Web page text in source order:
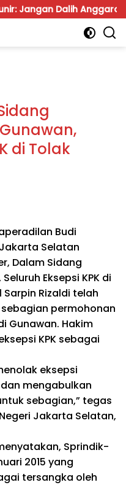
Dalih Anggaran, Water
di Tolak
Budi
Selatan
Dalam Sidang
Eksepsi KPK di
Rizaldi telah
permohonan
Gunawan. Hakim
KPK sebagai
eksepsi
mengabulkan
sebagian,” tegas
Jakarta Selatan,
Sprindik-
2015 yang
tersangka oleh